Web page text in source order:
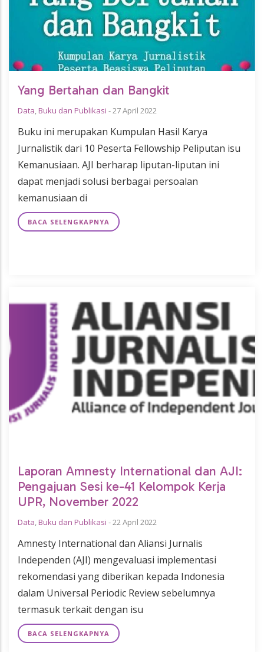
Yang Bertahan dan Bangkit
Data,Buku dan Publikasi -27 April 2022
Buku ini merupakan Kumpulan Hasil Karya
Jurnalistik dari 10 Peserta Fellowship Peliputan isu
Kemanusiaan. AJI berharap liputan-liputan ini
dapat menjadi solusi berbagai persoalan
kemanusiaan di
BACA SELENGKAPNYA
Laporan Amnesty International dan AJI:
Pengajuan Sesi ke-41 Kelompok Kerja
UPR, November 2022
Data,Buku dan Publikasi -22 April 2022
Amnesty International dan Aliansi Jurnalis
Independen (AJI) mengevaluasi implementasi
rekomendasi yang diberikan kepada Indonesia
dalam Universal Periodic Review sebelumnya
termasuk terkait dengan isu
BACA SELENGKAPNYA